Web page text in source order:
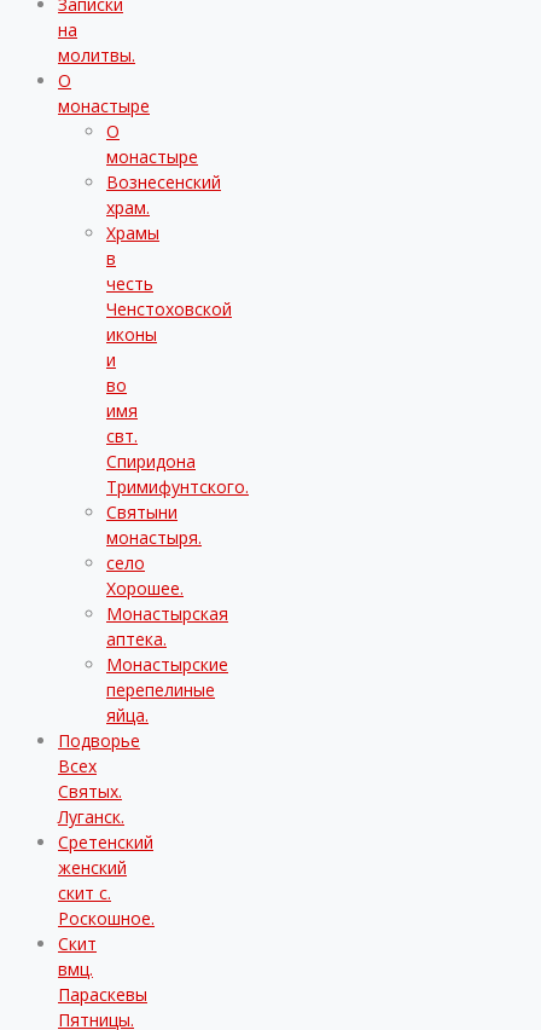
на
молитвы.
О
монастыре
О
монастыре
Вознесенский
храм.
Храмы
в
честь
Ченстоховской
иконы
и
во
имя
свт.
Спиридона
Тримифунтского.
Святыни
монастыря.
село
Хорошее.
Монастырская
аптека.
Монастырские
перепелиные
яйца.
Подворье
Всех
Святых.
Луганск.
Сретенский
женский
скит с.
Роскошное.
Скит
вмц.
Параскевы
Пятницы.